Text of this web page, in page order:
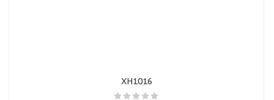
XH1016